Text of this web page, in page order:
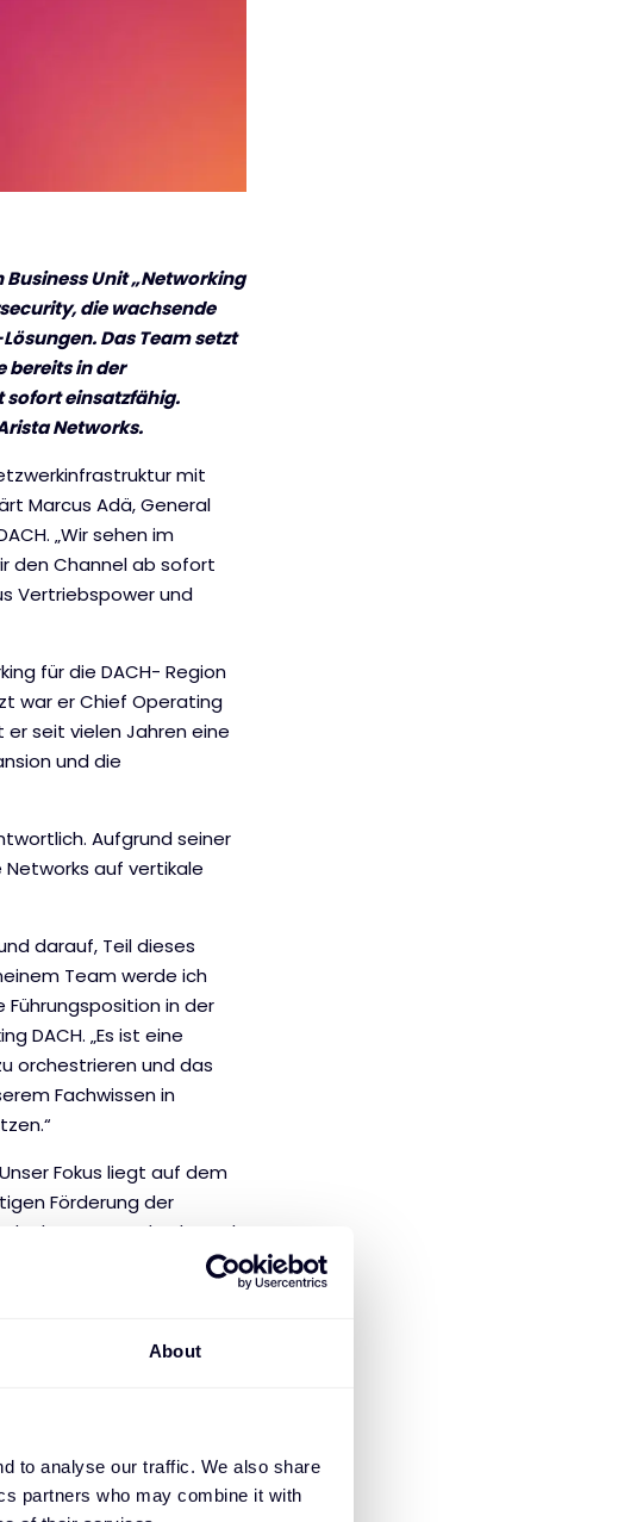
About
to analyse our traffic. We also share
partners who may combine it with
Business Unit„Networking
die wachsende
Das Team setzt
bereits in der
sofort einsatzfähig.
Networks.
mit
Marcus Adä, General
„Wir sehen im
den Channel ab sofort
Vertriebspower und
für die DACH- Region
war er Chief Operating
seit vielen Jahren eine
und die
Aufgrund seiner
Networks auf vertikale
darauf, Teil dieses
Team werde ich
in der
DACH. „Es ist eine
orchestrieren und das
Fachwissen in
Fokus liegt auf dem
Förderung der
durch, auch
Bereichen
strategische
Lösungsspektren